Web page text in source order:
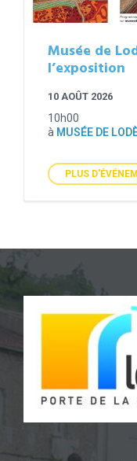
Musée de
l’exposition
10 AOÛT 2026
10h00
à MUSÉE DE
PLUS